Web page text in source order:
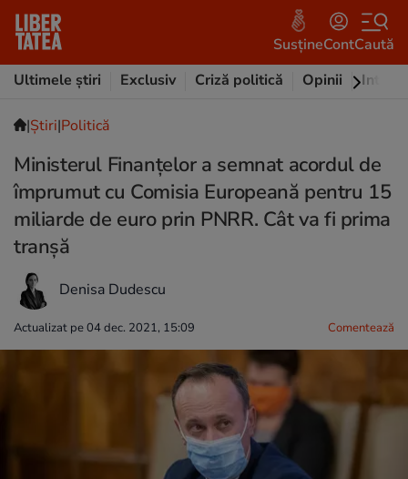
SusțineContCaută
Ultimele știri
Exclusiv Criză politică Opinii
|Ştiri|Politică
Ministerul Finanțelor a semnat acordul de
împrumut cu Comisia Europeană pentru 15
miliarde de euro prin PNRR. Cât va fi prima
tranșă
Denisa Dudescu
Actualizat pe 04 dec. 2021, 15:09 Comentează